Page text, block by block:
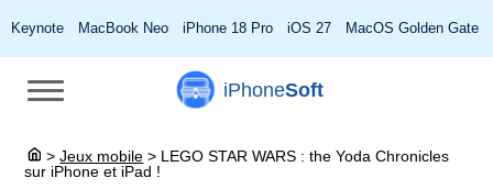
Keynote MacBook Neo iPhone 18 Pro iOS 27 MacOS Golden Gate
iPhoneSoft
> Jeux mobile > LEGO STAR WARS : the Yoda Chronicles
sur iPhone et iPad !